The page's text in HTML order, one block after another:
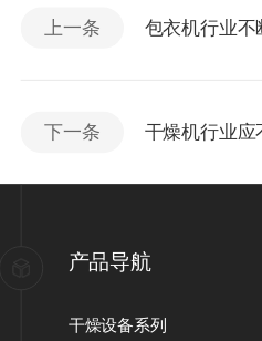
上一条 包衣机行业不
下一条 干燥机行业应
产品导航
干燥设备系列